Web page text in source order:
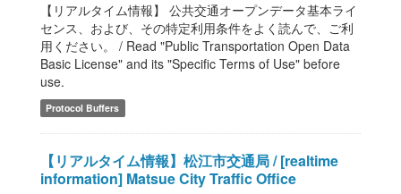
【リアルタイム情報】 公共交通オープンデータ基本ライ
センス、および、その特定利用条件をよく読んで、ご利
用ください。 / Read "Public Transportation Open Data
Basic License" and its "Specific Terms of Use" before
use.
Protocol Buffers
【リアルタイム情報】松江市交通局 / [realtime
information] Matsue City Traffic Office